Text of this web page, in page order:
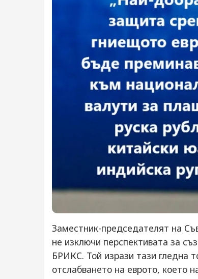
Заместник-председателят на
не изключи перспективата за
БРИКС. Той изрази тази гледна
отслабването на еврото, което